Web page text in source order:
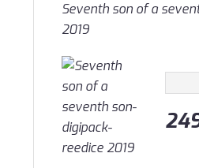
Seventh son of a
2019